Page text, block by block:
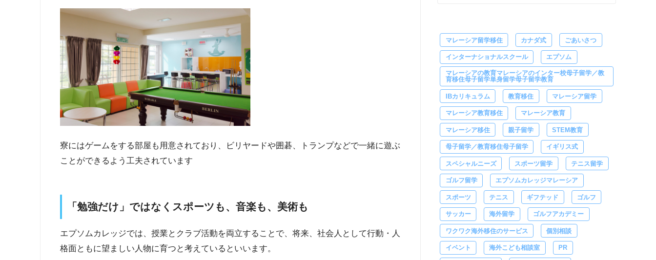
寮にはゲームをする部屋も用意されており、ビリヤードや囲碁、トランプなどで一緒に遊ぶ
ことができるよう工夫されています
「勉強だけ」ではなくスポーツも、音楽も、美術も
エプソムカレッジでは、授業とクラブ活動を両立することで、将来、社会人として行動・人
格面ともに望ましい人物に育つと考えているといいます。
マレーシア留学移住 カナダ式 ごあいさつ
インターナショナルスクール エプソム
マレーシアの教育マレーシアのインター校母子留学／教
育移住母子留学単身留学母子留学教育
IBカリキュラム 教育移住 マレーシア留学
マレーシア教育移住 マレーシア教育
マレーシア移住 親子留学 STEM教育
母子留学／教育移住母子留学 イギリス式
スペシャルニーズ スポーツ留学 テニス留学
ゴルフ留学 エプソムカレッジマレーシア
スポーツ テニス ギフテッド ゴルフ
サッカー 海外留学 ゴルフアカデミー
ワクワク海外移住のサービス 個別相談
イベント 海外こども相談室 PR